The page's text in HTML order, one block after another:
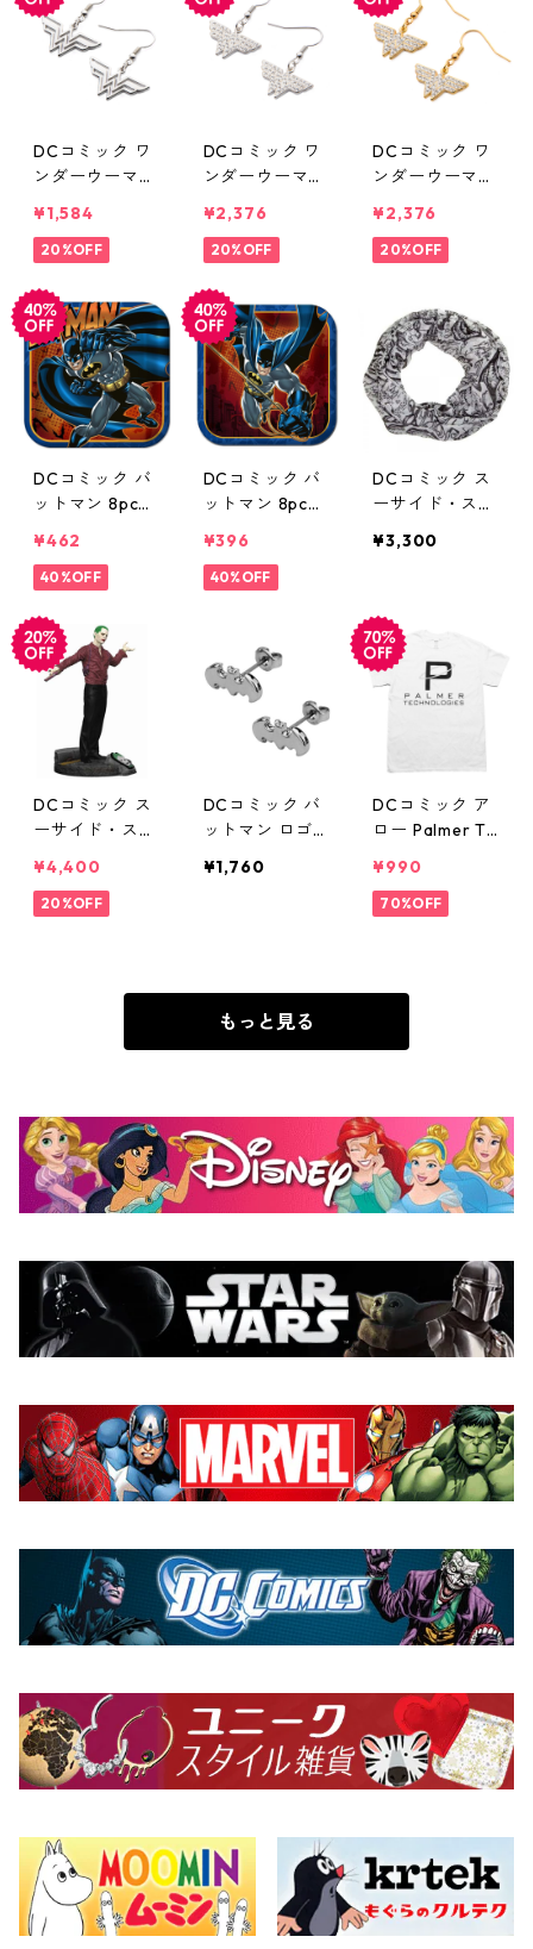
DCコミック ワ
ンダーウーマン
ダングルピアス
DC COMICS
¥1,584
20%OFF
DCコミック ワ
ンダーウーマン
ダングルピアス
CZ DC COMIC
¥2,376
20%OFF
DCコミック ワ
ンダーウーマン
ダングルピアス
CZ DC COMIC
¥2,376
20%OFF
DCコミック バ
ットマン 8pcペ
Lサイズ DC CO
MICS
¥462
40%OFF
DCコミック バ
ットマン 8pcペ
Sサイズ DC CO
MICS
¥396
40%OFF
DCコミック ス
ーサイド・スク
カー スヌード
¥3,300
DCコミック ス
ーサイド・スク
カー ファイン
ダーズキーパー
¥4,400
20%OFF
DCコミック バ
ットマン ロゴ
ー DC COMICS
¥1,760
DCコミック ア
ロー Palmer Te
ャツ ARROW D
C COMICS
¥990
70%OFF
もっと見る